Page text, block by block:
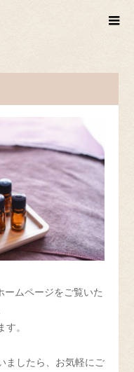
ムページをご覧いた
。
ましたら、お気軽にご